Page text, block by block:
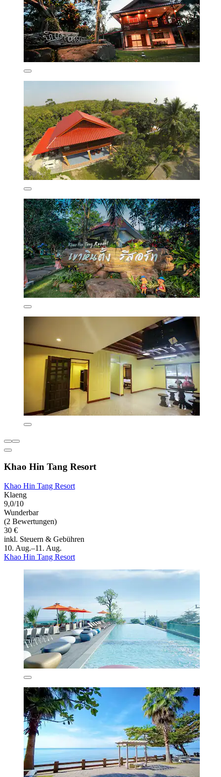
Khao Hin Tang Resort
Khao Hin Tang Resort
Klaeng
9,0/10
Wunderbar
(2 Bewertungen)
30 €
inkl. Steuern & Gebühren
10. Aug.–11. Aug.
Khao Hin Tang Resort